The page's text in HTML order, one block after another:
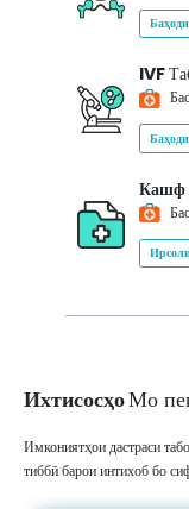
IVF
Кашф
ИхтисосҳоМо
Имкониятҳои дастраси
тиббӣ барои интихоб бо